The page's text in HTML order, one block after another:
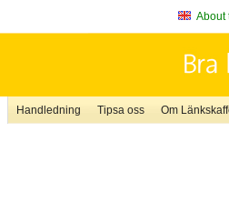
About
Handledning Tipsa oss Om